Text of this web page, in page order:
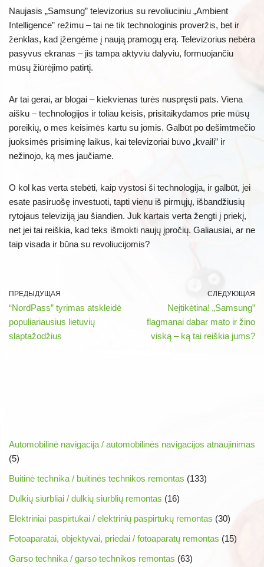
Naujasis „Samsung” televizorius su revoliuciniu „Ambient
Intelligence” režimu – tai ne tik technologinis proveržis, bet ir
ženklas, kad įžengėme į naują pramogų erą. Televizorius nebėra
pasyvus ekranas – jis tampa aktyviu dalyviu, formuojančiu
mūsų žiūrėjimo patirtį.
Ar tai gerai, ar blogai – kiekvienas turės nuspręsti pats. Viena
aišku – technologijos ir toliau keisis, prisitaikydamos prie mūsų
poreikių, o mes keisimės kartu su jomis. Galbūt po dešimtmečio
juoksimės prisiminę laikus, kai televizoriai buvo „kvaili” ir
nežinojo, ką mes jaučiame.
O kol kas verta stebėti, kaip vystosi ši technologija, ir galbūt, jei
esate pasiruošę investuoti, tapti vienu iš pirmųjų, išbandžiusių
rytojaus televiziją jau šiandien. Juk kartais verta žengti į priekį,
net jei tai reiškia, kad teks išmokti naujų įpročių. Galiausiai, ar ne
taip visada ir būna su revoliucijomis?
ПРЕДЫДУЩАЯ
“NordPass” tyrimas atskleidė
populiariausius lietuvių
slaptažodžius
СЛЕДУЮЩАЯ
Neįtikėtina! „Samsung”
flagmanai dabar mato ir žino
viską – ką tai reiškia jums?
Automobilinė navigacija / automobilinės navigacijos atnaujinimas
(5)
Buitinė technika / buitinės technikos remontas (133)
Dulkių siurbliai / dulkių siurblių remontas (16)
Elektriniai paspirtukai / elektrinių paspirtukų remontas (30)
Fotoaparatai, objektyvai, priedai / fotoaparatų remontas (15)
Garso technika / garso technikos remontas (63)